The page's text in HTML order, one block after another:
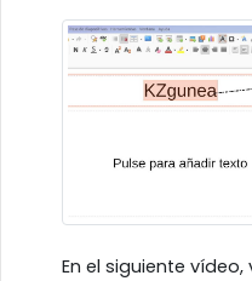
En el siguiente